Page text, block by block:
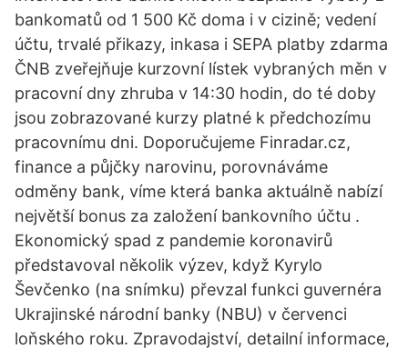
bankomatů od 1 500 Kč doma i v cizině; vedení
účtu, trvalé přikazy, inkasa i SEPA platby zdarma
ČNB zveřejňuje kurzovní lístek vybraných měn v
pracovní dny zhruba v 14:30 hodin, do té doby
jsou zobrazované kurzy platné k předchozímu
pracovnímu dni. Doporučujeme Finradar.cz,
finance a půjčky narovinu, porovnáváme
odměny bank, víme která banka aktuálně nabízí
největší bonus za založení bankovního účtu .
Ekonomický spad z pandemie koronavirů
představoval několik výzev, když Kyrylo
Ševčenko (na snímku) převzal funkci guvernéra
Ukrajinské národní banky (NBU) v červenci
loňského roku. Zpravodajství, detailní informace,